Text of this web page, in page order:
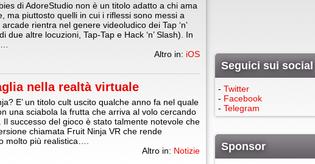
di AdoreStudio non è un titolo adatto a chi ama
ma piuttosto quelli in cui i riflessi sono messi a
rientra nel genere videoludico dei Tap ‘n’
due altre locuzioni, Tap-Tap e Hack ‘n’ Slash). In
Altro in: iOS
nella realtà virtuale
E’ un titolo cult uscito qualche anno fa nel quale
una sciabola la frutta che arriva al volo cercando
Il successo del gioco è stato talmente notevole che
chiamata Fruit Ninja VR che rende
molto più realistica….
Altro in: Notizie
Seguici sui social
- Twitter
- Facebook
- Telegram
Sponsor